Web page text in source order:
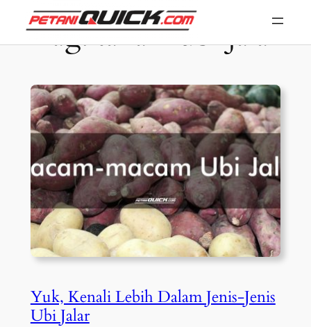
Tag:tanam ubi jalar
Yuk, Kenali Lebih Dalam Jenis-Jenis
Ubi Jalar